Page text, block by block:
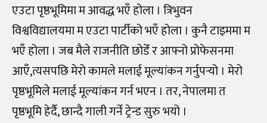
एउटा पृष्ठभूमिमा म आवद्ध भएँ होला । त्रिभुवन
विश्वविद्यालयमा म एउटा पार्टीको भएँ होला । कुनै टाइममा म
भएँ होला । जब मैले राजनीति छोडेँ र आफ्नो प्रोफेसनमा
आएँ,त्यसपछि मेरो कामले मलाई मूल्यांकन गर्नुपर्‍यो । मेरो
पृष्ठभूमिले मलाई मूल्यांकन गर्न भएन । तर, नेपालमा त
पृष्ठभूमि हेर्दै, छान्दै गाली गर्ने ट्रेन्ड सुरु भयो ।